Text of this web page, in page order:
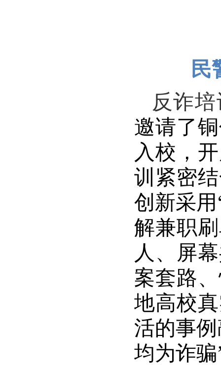
民
反诈
邀请了
入校，
训紧密
创新采
解兼职
人、屏
案套路
地高校
活的事
均为诈